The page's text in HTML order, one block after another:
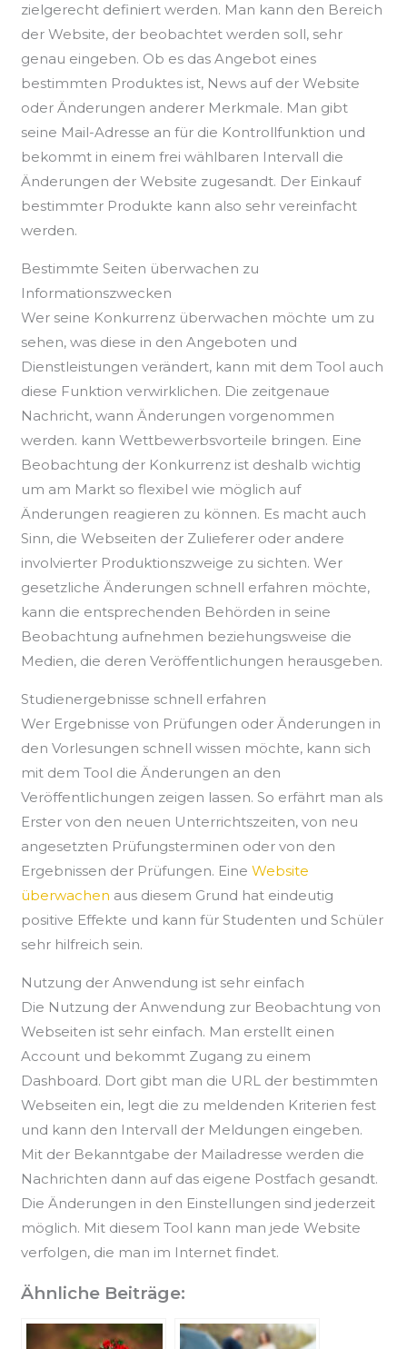
zielgerecht definiert werden. Man kann den Bereich
der Website, der beobachtet werden soll, sehr
genau eingeben. Ob es das Angebot eines
bestimmten Produktes ist, News auf der Website
oder Änderungen anderer Merkmale. Man gibt
seine Mail-Adresse an für die Kontrollfunktion und
bekommt in einem frei wählbaren Intervall die
Änderungen der Website zugesandt. Der Einkauf
bestimmter Produkte kann also sehr vereinfacht
werden.
Bestimmte Seiten überwachen zu
Informationszwecken
Wer seine Konkurrenz überwachen möchte um zu
sehen, was diese in den Angeboten und
Dienstleistungen verändert, kann mit dem Tool auch
diese Funktion verwirklichen. Die zeitgenaue
Nachricht, wann Änderungen vorgenommen
werden. kann Wettbewerbsvorteile bringen. Eine
Beobachtung der Konkurrenz ist deshalb wichtig
um am Markt so flexibel wie möglich auf
Änderungen reagieren zu können. Es macht auch
Sinn, die Webseiten der Zulieferer oder andere
involvierter Produktionszweige zu sichten. Wer
gesetzliche Änderungen schnell erfahren möchte,
kann die entsprechenden Behörden in seine
Beobachtung aufnehmen beziehungsweise die
Medien, die deren Veröffentlichungen herausgeben.
Studienergebnisse schnell erfahren
Wer Ergebnisse von Prüfungen oder Änderungen in
den Vorlesungen schnell wissen möchte, kann sich
mit dem Tool die Änderungen an den
Veröffentlichungen zeigen lassen. So erfährt man als
Erster von den neuen Unterrichtszeiten, von neu
angesetzten Prüfungsterminen oder von den
Ergebnissen der Prüfungen. EineWebsite
überwachen aus diesem Grund hat eindeutig
positive Effekte und kann für Studenten und Schüler
sehr hilfreich sein.
Nutzung der Anwendung ist sehr einfach
Die Nutzung der Anwendung zur Beobachtung von
Webseiten ist sehr einfach. Man erstellt einen
Account und bekommt Zugang zu einem
Dashboard. Dort gibt man die URL der bestimmten
Webseiten ein, legt die zu meldenden Kriterien fest
und kann den Intervall der Meldungen eingeben.
Mit der Bekanntgabe der Mailadresse werden die
Nachrichten dann auf das eigene Postfach gesandt.
Die Änderungen in den Einstellungen sind jederzeit
möglich. Mit diesem Tool kann man jede Website
verfolgen, die man im Internet findet.
Ähnliche Beiträge: